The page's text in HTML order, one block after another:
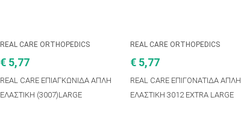
REAL CARE ORTHOPEDICS
€ 5,77
REAL CARE ΕΠΙΑΓΚΩΝΙΔΑ ΑΠΛΗ
ΕΛΑΣΤΙΚΗ (3007)LARGE
REAL CARE ORTHOPEDICS
€ 5,77
REAL CARE ΕΠΙΓΟΝΑΤΙΔΑ ΑΠΛΗ
ΕΛΑΣΤΙΚΗ 3012 EXTRA LARGE